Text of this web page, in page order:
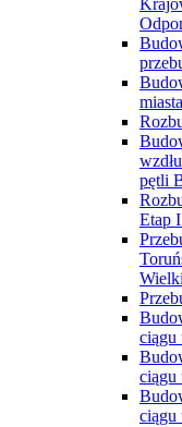
pętli
Etap
ciągu
ciągu
ciągu